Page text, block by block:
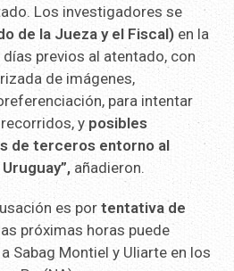
Los investigadores se
de la Jueza y el Fiscal) en la
previos al atentado, con
de imágenes,
para intentar
y posibles
de terceros entorno al
añadieron.
es portentativa de
próximas horas puede
Sabag Montiel y Uliarte en los